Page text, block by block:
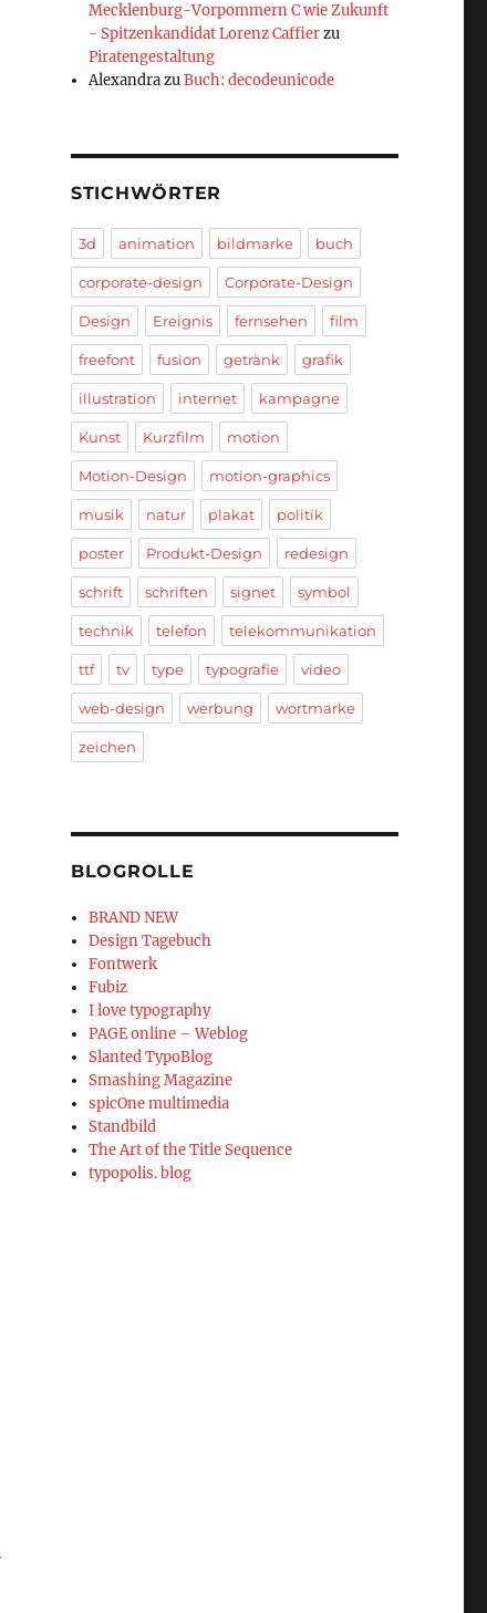
Mecklenburg-Vorpommern C wie Zukunft
- Spitzenkandidat Lorenz Caffierzu
Piratengestaltung
AlexandrazuBuch: decodeunicode
STICHWÖRTER
3d animation bildmarke buch
corporate-design Corporate-Design
Design Ereignis fernsehen film
freefont fusion getränk grafik
illustration internet kampagne
Kunst Kurzfilm motion
Motion-Design motion-graphics
musik natur plakat politik
poster Produkt-Design redesign
schrift schriften signet symbol
technik telefon telekommunikation
ttf tv type typografie video
web-design werbung wortmarke
zeichen
BLOGROLLE
BRAND NEW
Design Tagebuch
Fontwerk
Fubiz
I love typography
PAGE online – Weblog
Slanted TypoBlog
Smashing Magazine
spicOne multimedia
Standbild
The Art of the Title Sequence
typopolis. blog